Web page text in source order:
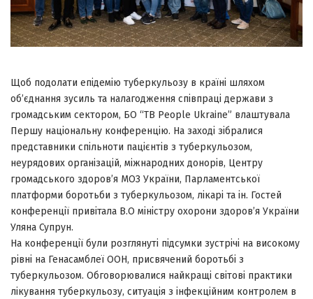
Щоб подолати епідемію туберкульозу в країні шляхом
об’єднання зусиль та налагодження співпраці держави з
громадським сектором, БО “TB People Ukraine” влаштувала
Першу національну конференцію. На заході зібралися
представники спільноти пацієнтів з туберкульозом,
неурядових організацій, міжнародних донорів, Центру
громадського здоров’я МОЗ України, Парламентської
платформи боротьби з туберкульозом, лікарі та ін. Гостей
конференції привітала В.О міністру охорони здоров’я України
Уляна Супрун.
На конференції були розглянуті підсумки зустрічі на високому
рівні на Генасамблеї ООН, присвячений боротьбі з
туберкульозом. Обговорювалися найкращі світові практики
лікування туберкульозу, ситуація з інфекційним контролем в